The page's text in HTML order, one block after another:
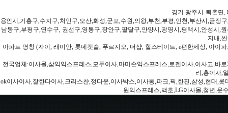
경기 광주시-퇴촌면,
용인시,기흥구,수지구,처인구,오산,화성,군포,수원,의왕,부천,부평,인천,부산시,금
남동구,부평구,연수구, 권선구,영통구,장안구,팔달구,안양시,광명시,평택시,안성시,
지내,
아파트 명칭 (자이, 래미안, 롯데캣슬, 푸르지오, 더샵, 힐스테이트, e편한세상, 아이
전국업체:이사몰,삼익익스프레스,모두이사,마미손익스프레스,로젠이사,이사고,바
리,홍이사,
ok이사이사,잘한다이사,크리스챤,정다운,이사박스,이사통,파크,픽,한진,삼성,현대,
원익스프레스,백호,LG이사몰,청년,운